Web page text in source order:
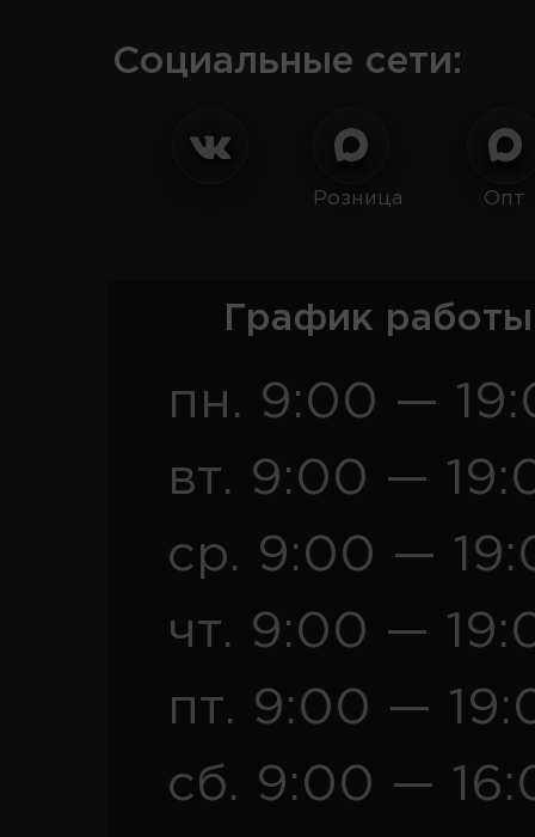
Социальные сети:
Розница Опт
График
пн. 9:00 —
вт. 9:00 —
ср. 9:00 —
чт. 9:00 —
пт. 9:00 —
сб. 9:00 —